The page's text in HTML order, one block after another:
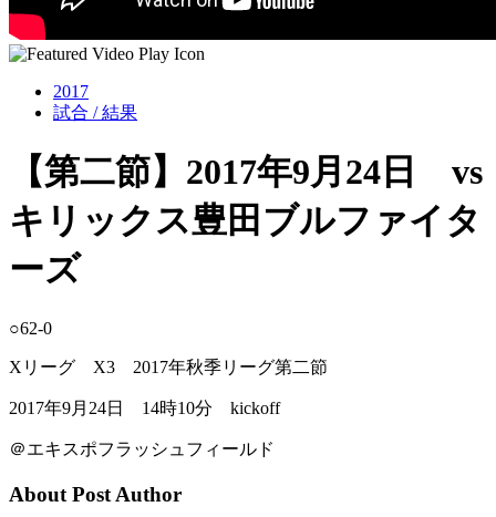
2017
試合 / 結果
【第二節】2017年9月24日 vs
キリックス豊田ブルファイタ
ーズ
○62-0
Xリーグ X3 2017年秋季リーグ第二節
2017年9月24日 14時10分 kickoff
＠エキスポフラッシュフィールド
About Post Author